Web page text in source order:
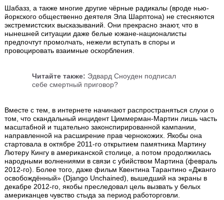
Шабазз, а также многие другие чёрные радикалы (вроде нью-
йоркского общественно деятеля Эла Шарптона) не стесняются
экстремистских высказываний. Они прекрасно знают, что в
нынешней ситуации даже белые южане-националисты
предпочтут промолчать, нежели вступать в споры и
провоцировать взаимные оскорбления.
Читайте также: Эдвард Сноуден подписал
себе смертный приговор?
Вместе с тем, в интернете начинают распространяться слухи о
том, что скандальный инцидент Циммерман-Мартин лишь часть
масштабной и тщательно законспирированной кампании,
направленной на расширение прав чернокожих. Якобы она
стартовала в октябре 2011-го открытием памятника Мартину
Лютеру Кингу в американской столице, а потом продолжилась
народными волнениями в связи с убийством Мартина (февраль
2012-го). Более того, даже фильм Квентина Тарантино «Джанго
освобождённый» (Django Unchained), вышедший на экраны в
декабре 2012-го, якобы преследовал цель вызвать у белых
американцев чувство стыда за период работорговли.